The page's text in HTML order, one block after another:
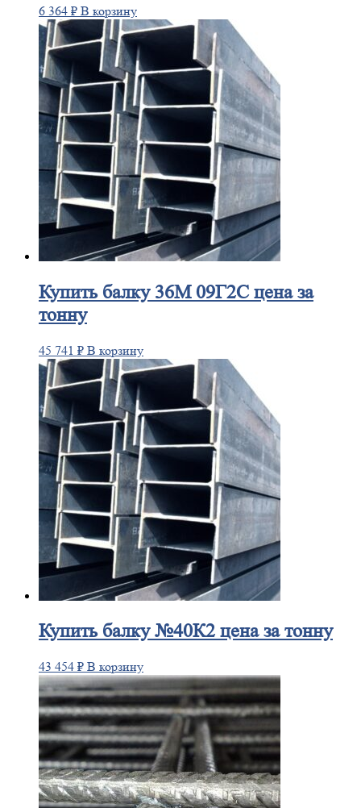
6 364 ₽ В корзину
Купитьбалку 36М 09Г2С цена за
тонну
45 741 ₽ В корзину
Купитьбалку №40К2 цена за тонну
43 454 ₽ В корзину